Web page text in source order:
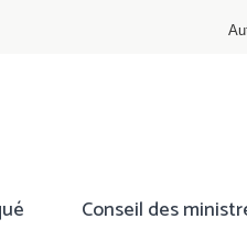
Conseil des